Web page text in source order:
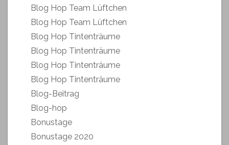
Blog Hop Team Lüftchen
Blog Hop Team Lüftchen
Blog Hop Tintenträume
Blog Hop Tintenträume
Blog Hop Tintenträume
Blog Hop Tintenträume
Blog-Beitrag
Blog-hop
Bonustage
Bonustage 2020